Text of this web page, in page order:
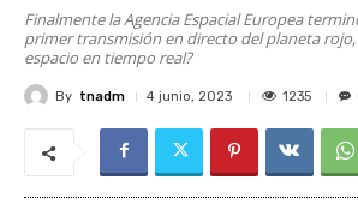
Finalmente la Agencia Espacial Europea
primer transmisión en directo del planeta rojo,
espacio en tiempo real?
By tnadm 4 junio, 2023 1235